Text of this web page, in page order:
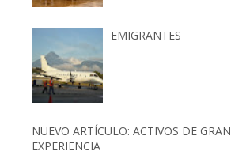
EMIGRANTES
NUEVO ARTÍCULO: ACTIVOS DE GRAN
EXPERIENCIA